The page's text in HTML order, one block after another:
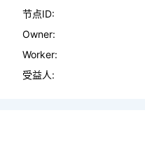
节点ID:
Owner:
Worker:
受益人: